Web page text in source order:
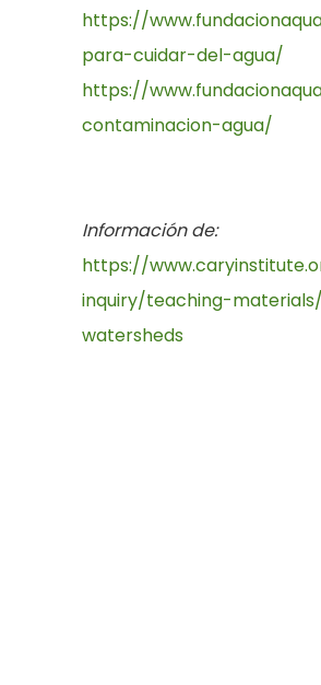
https://
para-cuidar-del-agua/
https://
contaminacion-agua/
Información de:
https://
inquiry/teaching-
watersheds